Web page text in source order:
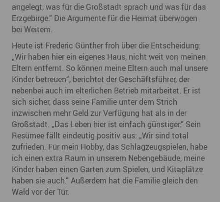
angelegt, was für die Großstadt sprach und was für das
Erzgebirge.“ Die Argumente für die Heimat überwogen
bei Weitem.
Heute ist Frederic Günther froh über die Entscheidung:
„Wir haben hier ein eigenes Haus, nicht weit von meinen
Eltern entfernt. So können meine Eltern auch mal unsere
Kinder betreuen“, berichtet der Geschäftsführer, der
nebenbei auch im elterlichen Betrieb mitarbeitet. Er ist
sich sicher, dass seine Familie unter dem Strich
inzwischen mehr Geld zur Verfügung hat als in der
Großstadt. „Das Leben hier ist einfach günstiger.“ Sein
Resümee fällt eindeutig positiv aus: „Wir sind total
zufrieden. Für mein Hobby, das Schlagzeugspielen, habe
ich einen extra Raum in unserem Nebengebäude, meine
Kinder haben einen Garten zum Spielen, und Kitaplätze
haben sie auch.“ Außerdem hat die Familie gleich den
Wald vor der Tür.